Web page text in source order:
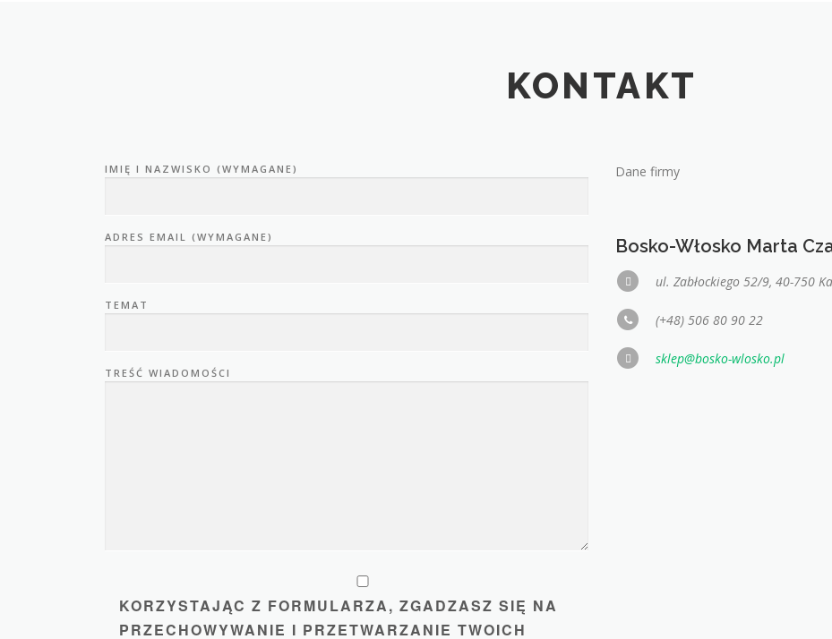
KONTAKT
IMIĘ I NAZWISKO (WYMAGANE)
ADRES EMAIL (WYMAGANE)
TEMAT
TREŚĆ WIADOMOŚCI
KORZYSTAJĄC Z FORMULARZA, ZGADZASZ SIĘ NA
PRZECHOWYWANIE I PRZETWARZANIE TWOICH
Dane firmy
Bosko-Włosko Marta
ul. Zabłockiego 52/9, 40-750
(+48) 506 80 90 22
sklep@bosko-wlosko.pl